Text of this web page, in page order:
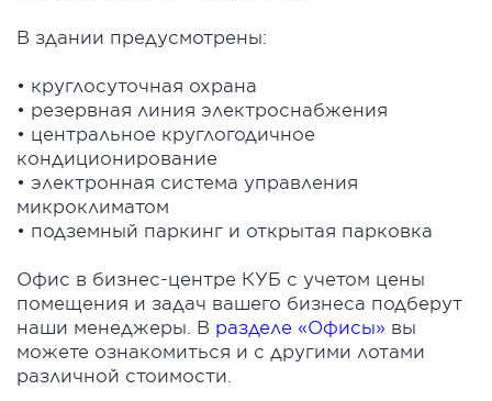
В здании предусмотрены:
• круглосуточная охрана
• резервная линия электроснабжения
• центральное круглогодичное
кондиционирование
• электронная система управления
микроклиматом
• подземный паркинг и открытая парковка
Офис в бизнес-центре КУБ с учетом цены
помещения и задач вашего бизнеса подберут
наши менеджеры. В разделе «Офисы» вы
можете ознакомиться и с другими лотами
различной стоимости.